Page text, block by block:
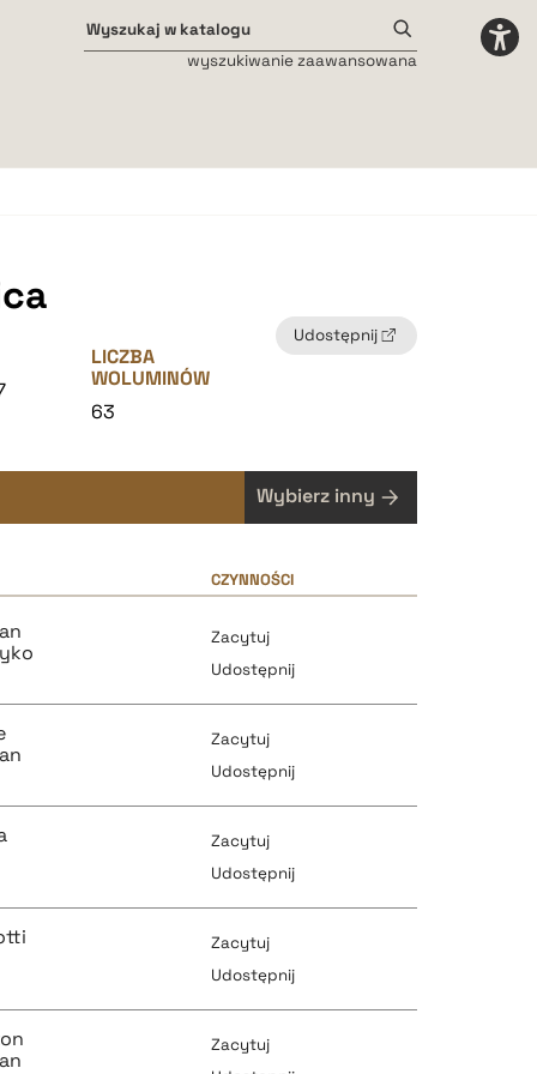
wyszukiwanie zaawansowana
Udostępnij
LICZBA
WOLUMINÓW
63
Wybierz inny
CZYNNOŚCI
Zacytuj
Udostępnij
pobierz cytat
pobierz cytat
Zacytuj
Udostępnij
pobierz cytat
Zacytuj
Udostępnij
pobierz cytat
Zacytuj
Udostępnij
Zacytuj